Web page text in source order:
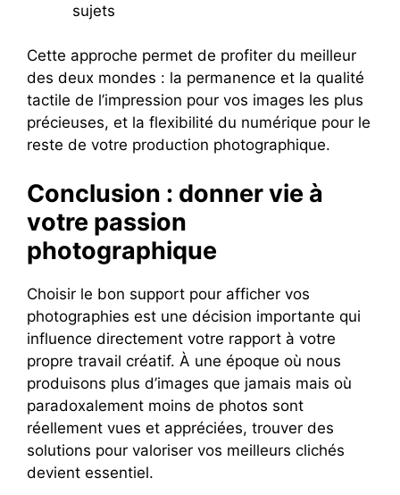
sujets
Cette approche permet de profiter du meilleur
des deux mondes : la permanence et la qualité
tactile de l’impression pour vos images les plus
précieuses, et la flexibilité du numérique pour le
reste de votre production photographique.
Conclusion : donner vie à
votre passion
photographique
Choisir le bon support pour afficher vos
photographies est une décision importante qui
influence directement votre rapport à votre
propre travail créatif. À une époque où nous
produisons plus d’images que jamais mais où
paradoxalement moins de photos sont
réellement vues et appréciées, trouver des
solutions pour valoriser vos meilleurs clichés
devient essentiel.